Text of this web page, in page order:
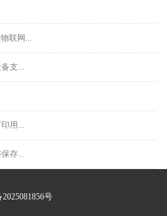
联网...
支...
用...
存...
号